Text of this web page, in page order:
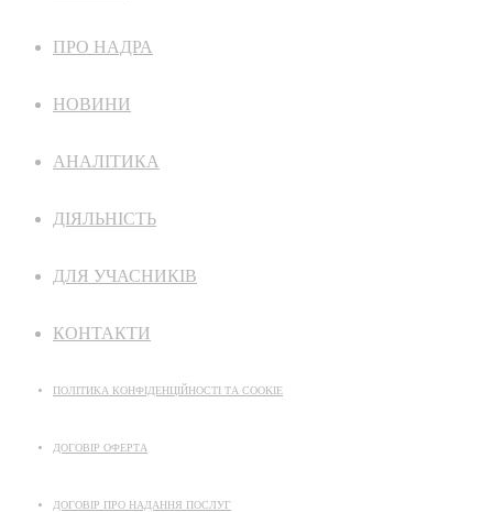
ПРО НАДРА
НОВИНИ
АНАЛІТИКА
ДІЯЛЬНІСТЬ
ДЛЯ УЧАСНИКІВ
КОНТАКТИ
ПОЛІТИКА КОНФІДЕНЦІЙНОСТІ ТА COOKIE
ДОГОВІР ОФЕРТА
ДОГОВІР ПРО НАДАННЯ ПОСЛУГ